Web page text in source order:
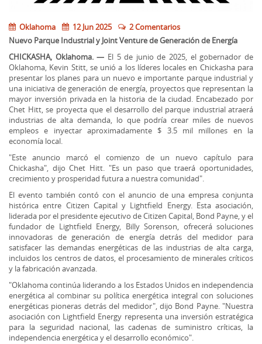
Oklahoma 12 Jun 2025
2 Comentarios
Nuevo Parque Industrial y Joint Venture de Generación de Energía
CHICKASHA, Oklahoma. — El 5 de junio de 2025, el gobernador de
Oklahoma, Kevin Stitt, se unió a los líderes locales en Chickasha para
presentar los planes para un nuevo e importante parque industrial y
una iniciativa de generación de energía, proyectos que representan la
mayor inversión privada en la historia de la ciudad. Encabezado por
Chet Hitt, se proyecta que el desarrollo del parque industrial atraerá
industrias de alta demanda, lo que podría crear miles de nuevos
empleos e inyectar aproximadamente $ 3.5 mil millones en la
economía local.
"Este anuncio marcó el comienzo de un nuevo capítulo para
Chickasha", dijo Chet Hitt. "Es un paso que traerá oportunidades,
crecimiento y prosperidad futura a nuestra comunidad".
El evento también contó con el anuncio de una empresa conjunta
histórica entre Citizen Capital y Lightfield Energy. Esta asociación,
liderada por el presidente ejecutivo de Citizen Capital, Bond Payne, y el
fundador de Lightfield Energy, Billy Sorenson, ofrecerá soluciones
innovadoras de generación de energía detrás del medidor para
satisfacer las demandas energéticas de las industrias de alta carga,
incluidos los centros de datos, el procesamiento de minerales críticos
y la fabricación avanzada.
"Oklahoma continúa liderando a los Estados Unidos en independencia
energética al combinar su política energética integral con soluciones
energéticas pioneras detrás del medidor", dijo Bond Payne. "Nuestra
asociación con Lightfield Energy representa una inversión estratégica
para la seguridad nacional, las cadenas de suministro críticas, la
independencia energética y el desarrollo económico".